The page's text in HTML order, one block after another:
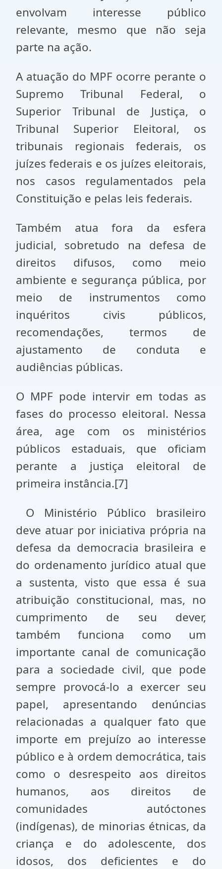
envolvam interesse público
relevante, mesmo que não seja
parte na ação.
A atuação do MPF ocorre perante o
Supremo Tribunal Federal, o
Superior Tribunal de Justiça, o
Tribunal Superior Eleitoral, os
tribunais regionais federais, os
juízes federais e os juízes eleitorais,
nos casos regulamentados pela
Constituição e pelas leis federais.
Também atua fora da esfera
judicial, sobretudo na defesa de
direitos difusos, como meio
ambiente e segurança pública, por
meio de instrumentos como
inquéritos civis públicos,
recomendações, termos de
ajustamento de conduta e
audiências públicas.
O MPF pode intervir em todas as
fases do processo eleitoral. Nessa
área, age com os ministérios
públicos estaduais, que oficiam
perante a justiça eleitoral de
primeira instância.[7]
O Ministério Público brasileiro
deve atuar por iniciativa própria na
defesa da democracia brasileira e
do ordenamento jurídico atual que
a sustenta, visto que essa é sua
atribuição constitucional, mas, no
cumprimento de seu dever,
também funciona como um
importante canal de comunicação
para a sociedade civil, que pode
sempre provocá-lo a exercer seu
papel, apresentando denúncias
relacionadas a qualquer fato que
importe em prejuízo ao interesse
público e à ordem democrática, tais
como o desrespeito aos direitos
humanos, aos direitos de
comunidades autóctones
(indígenas), de minorias étnicas, da
criança e do adolescente, dos
idosos, dos deficientes e do